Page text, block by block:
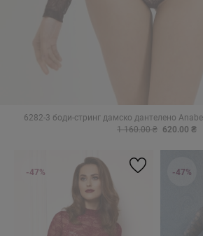
6282-3 боди-стринг дамско дантелено
1 160.00 ₴ 620.00 ₴
-47% -47%